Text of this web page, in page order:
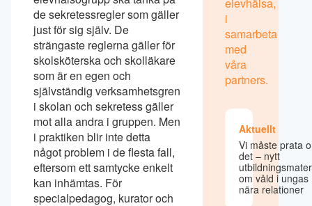
de sekretessregler som gäller
just för sig själv. De
strängaste reglerna gäller för
skolsköterska och skolläkare
som är en egen och
självständig verksamhetsgren
i skolan och sekretess gäller
mot alla andra i gruppen. Men
i praktiken blir inte detta
något problem i de flesta fall,
eftersom ett samtycke enkelt
kan inhämtas. För
specialpedagog, kurator och
i
samarbeta
med
våra
partners.
Aktuellt
Vi måste prata
det – nytt
om våld i ungas
nära relationer